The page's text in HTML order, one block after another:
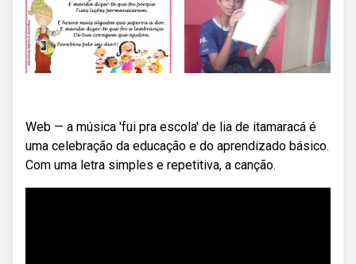
Web — a música 'fui pra escola' de lia de itamaracá é
uma celebração da educação e do aprendizado básico.
Com uma letra simples e repetitiva, a canção.